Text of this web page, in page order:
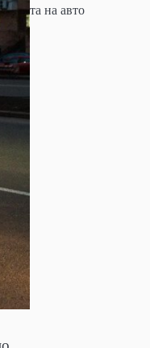
та на авто